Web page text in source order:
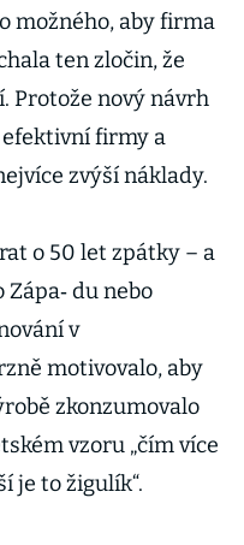
možného, aby firma
ten zločin, že
Protože nový návrh
firmy a
zvýší náklady.
o 50 let zpátky – a
du nebo
v
motivovalo, aby
zkonzumovalo
vzoru „čím více
je to žigulík“.